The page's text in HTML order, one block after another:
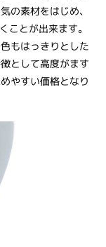
の素材をはじめ、
ことが出来ます。
もはっきりとした
として高度がます
やすい価格となり